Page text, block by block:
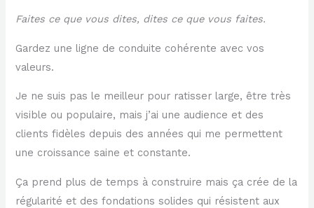
Faites ce que vous dites, dites ce que vous faites.
Gardez une ligne de conduite cohérente avec vos
valeurs.
Je ne suis pas le meilleur pour ratisser large, être très
visible ou populaire, mais j’ai une audience et des
clients fidèles depuis des années qui me permettent
une croissance saine et constante.
Ça prend plus de temps à construire mais ça crée de la
régularité et des fondations solides qui résistent aux